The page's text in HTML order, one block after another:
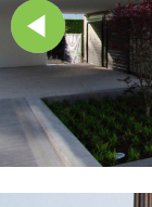
Vorige